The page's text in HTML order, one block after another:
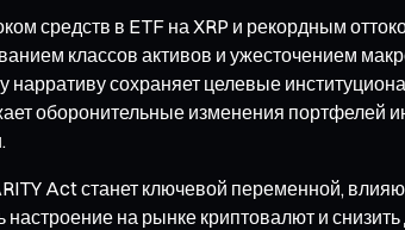
средств в ETF на XRP и рекордным
классов активов и ужесточением
сохраняет целевые
оборонительные изменения
Act станет ключевой переменной,
на рынке криптовалют и